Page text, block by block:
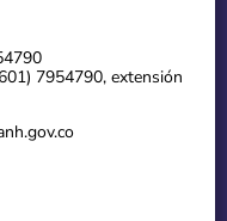
7954790, extensión